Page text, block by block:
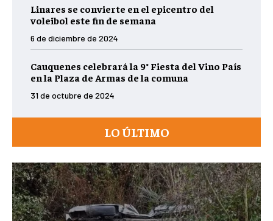
Linares se convierte en el epicentro del
voleibol este fin de semana
6 de diciembre de 2024
Cauquenes celebrará la 9° Fiesta del Vino País
en la Plaza de Armas de la comuna
31 de octubre de 2024
LO ÚLTIMO